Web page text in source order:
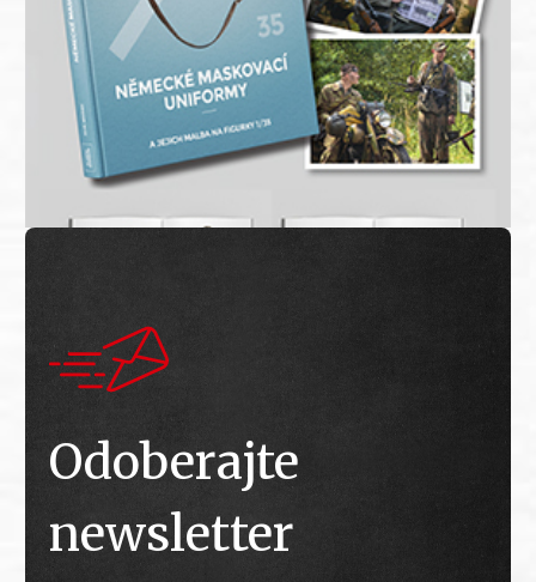
Odoberajte
newsletter